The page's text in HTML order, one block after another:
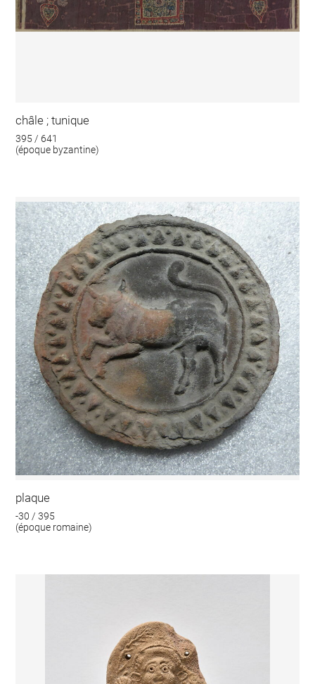
châle ; tunique
395 / 641
(époque byzantine)
plaque
-30 / 395
(époque romaine)